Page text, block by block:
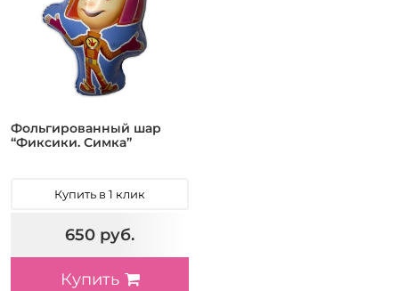
Фольгированный шар
“Фиксики. Симка”
Купить в 1 клик
650 руб.
Купить